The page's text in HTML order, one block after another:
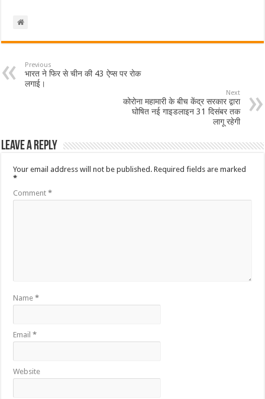
Previous
भारत ने फिर से चीन की 43 ऐप्स पर रोक
लगाई।
Next
कोरोना महामारी के बीच केंद्र सरकार द्वारा
घोषित नई गाइडलाइन 31 दिसंबर तक
लागू रहेगी
Leave a Reply
Your email address will not be published. Required fields are marked
*
Comment*
Name*
Email*
Website